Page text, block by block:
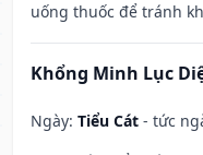
uống thuốc để tránh
Khổng Minh Lục
Ngày: Tiểu Cát - tức